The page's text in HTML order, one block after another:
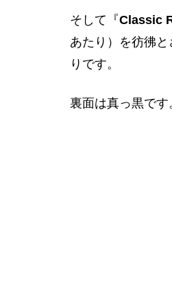
そして『Classic
あたり）を彷彿と
りです。
裏面は真っ黒です